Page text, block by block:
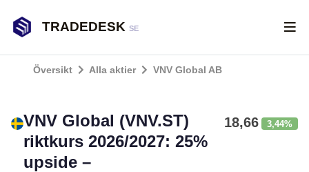
TRADEDESK SE
Översikt Alla aktier VNV Global AB
VNV Global (VNV.ST)
riktkurs 2026/2027: 25%
upside –
18,66 3,44%